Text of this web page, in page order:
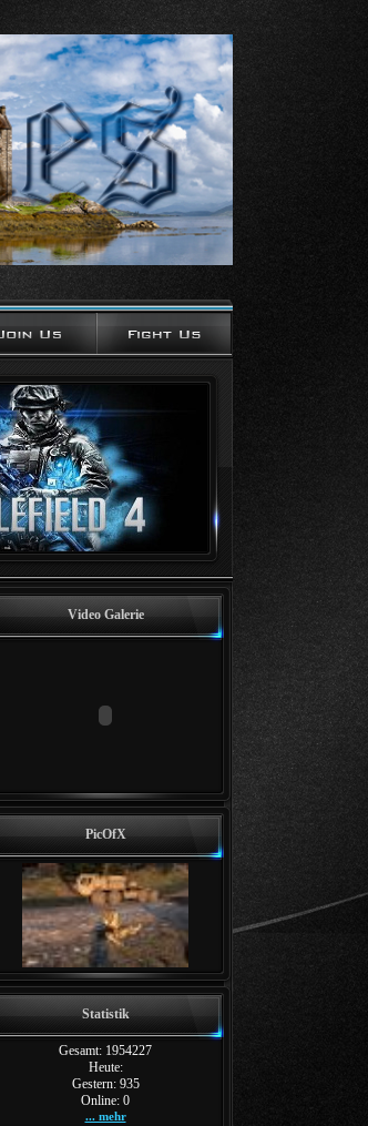
Video Galerie
PicOfX
Statistik
Gesamt: 1954227
Heute:
Gestern: 935
Online: 0
... mehr